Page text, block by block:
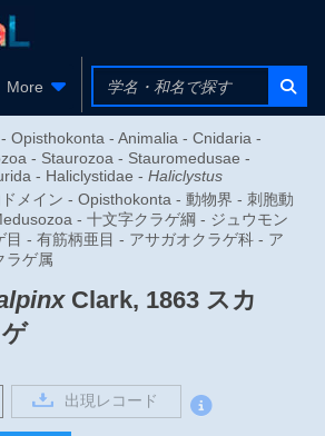
More
Opisthokonta - Animalia - Cnidaria -
- Staurozoa - Stauromedusae -
- Haliclystidae - Haliclystus
メイン - Opisthokonta - 動物界 - 刺胞動
- 十文字クラゲ綱 - ジュウモン
目 - 有筋柄亜目 - アサガオクラゲ科 - ア
ラゲ属
Clark, 1863 スカ
出現レコード